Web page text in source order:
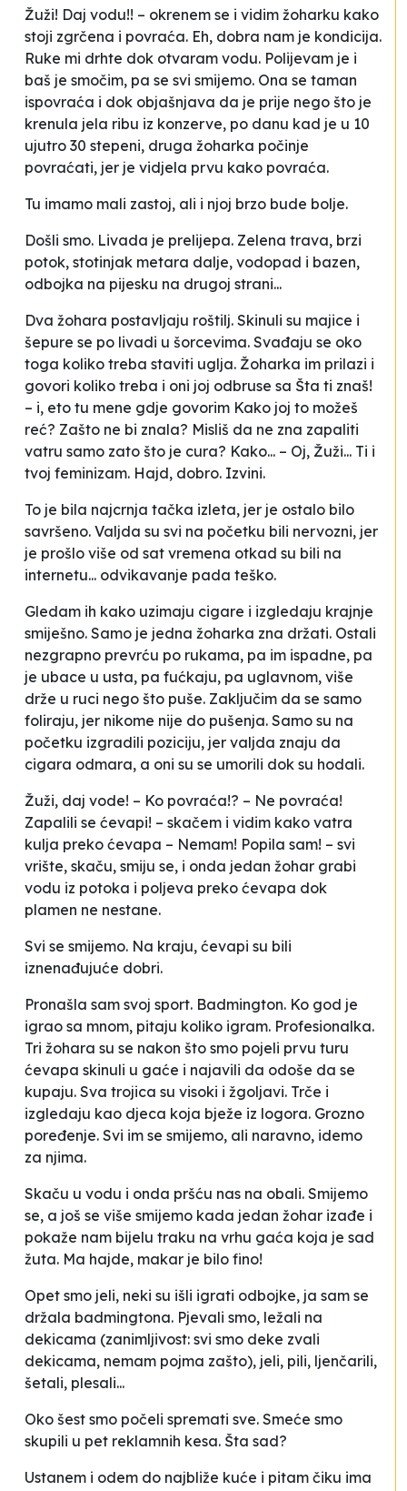
Žuži! Daj vodu!! – okrenem se i vidim žoharku kako
stoji zgrčena i povraća. Eh, dobra nam je kondicija.
Ruke mi drhte dok otvaram vodu. Polijevam je i
baš je smočim, pa se svi smijemo. Ona se taman
ispovraća i dok objašnjava da je prije nego što je
krenula jela ribu iz konzerve, po danu kad je u 10
ujutro 30 stepeni, druga žoharka počinje
povraćati, jer je vidjela prvu kako povraća.
Tu imamo mali zastoj, ali i njoj brzo bude bolje.
Došli smo. Livada je prelijepa. Zelena trava, brzi
potok, stotinjak metara dalje, vodopad i bazen,
odbojka na pijesku na drugoj strani...
Dva žohara postavljaju roštilj. Skinuli su majice i
šepure se po livadi u šorcevima. Svađaju se oko
toga koliko treba staviti uglja. Žoharka im prilazi i
govori koliko treba i oni joj odbruse sa Šta ti znaš!
– i, eto tu mene gdje govorim Kako joj to možeš
reć? Zašto ne bi znala? Misliš da ne zna zapaliti
vatru samo zato što je cura? Kako... – Oj, Žuži... Ti i
tvoj feminizam. Hajd, dobro. Izvini.
To je bila najcrnja tačka izleta, jer je ostalo bilo
savršeno. Valjda su svi na početku bili nervozni, jer
je prošlo više od sat vremena otkad su bili na
internetu... odvikavanje pada teško.
Gledam ih kako uzimaju cigare i izgledaju krajnje
smiješno. Samo je jedna žoharka zna držati. Ostali
nezgrapno prevrću po rukama, pa im ispadne, pa
je ubace u usta, pa fućkaju, pa uglavnom, više
drže u ruci nego što puše. Zaključim da se samo
foliraju, jer nikome nije do pušenja. Samo su na
početku izgradili poziciju, jer valjda znaju da
cigara odmara, a oni su se umorili dok su hodali.
Žuži, daj vode! – Ko povraća!? – Ne povraća!
Zapalili se ćevapi! – skačem i vidim kako vatra
kulja preko ćevapa – Nemam! Popila sam! – svi
vrište, skaču, smiju se, i onda jedan žohar grabi
vodu iz potoka i poljeva preko ćevapa dok
plamen ne nestane.
Svi se smijemo. Na kraju, ćevapi su bili
iznenađujuće dobri.
Pronašla sam svoj sport. Badmington. Ko god je
igrao sa mnom, pitaju koliko igram. Profesionalka.
Tri žohara su se nakon što smo pojeli prvu turu
ćevapa skinuli u gaće i najavili da odoše da se
kupaju. Sva trojica su visoki i žgoljavi. Trče i
izgledaju kao djeca koja bježe iz logora. Grozno
poređenje. Svi im se smijemo, ali naravno, idemo
za njima.
Skaču u vodu i onda pršću nas na obali. Smijemo
se, a još se više smijemo kada jedan žohar izađe i
pokaže nam bijelu traku na vrhu gaća koja je sad
žuta. Ma hajde, makar je bilo fino!
Opet smo jeli, neki su išli igrati odbojke, ja sam se
držala badmingtona. Pjevali smo, ležali na
dekicama (zanimljivost: svi smo deke zvali
dekicama, nemam pojma zašto), jeli, pili, ljenčarili,
šetali, plesali...
Oko šest smo počeli spremati sve. Smeće smo
skupili u pet reklamnih kesa. Šta sad?
Ustanem i odem do najbliže kuće i pitam čiku ima